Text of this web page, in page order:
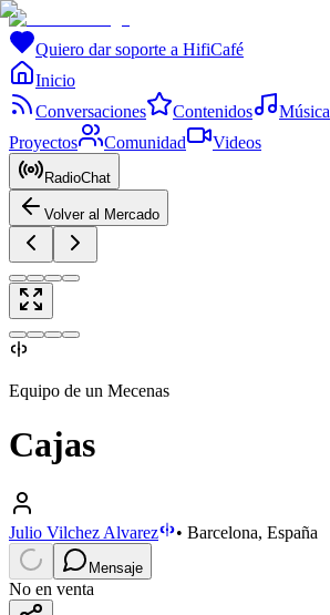
Quiero dar soporte a HifiCafé
Inicio
Conversaciones
Contenidos Música
Proyectos
Comunidad Videos
RadioChat
Volver al Mercado
Equipo de un Mecenas
Cajas
Julio Vilchez Alvarez • Barcelona, España
Mensaje
No en venta